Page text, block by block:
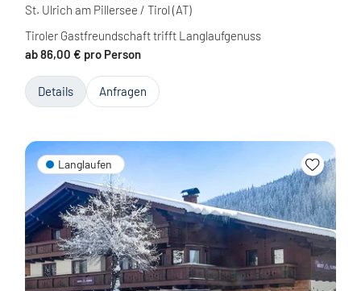
St. Ulrich am Pillersee / Tirol (AT)
Tiroler Gastfreundschaft trifft Langlaufgenuss
ab 86,00 € pro Person
Details Anfragen
Langlaufen